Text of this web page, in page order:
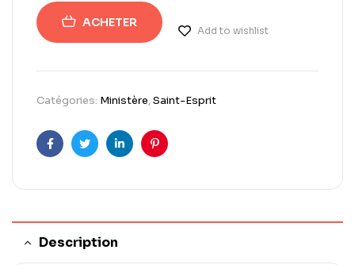
ACHETER
Add to wishlist
Catégories: Ministère,Saint-Esprit
FacebookTwitterLinkedinPinterest
Description